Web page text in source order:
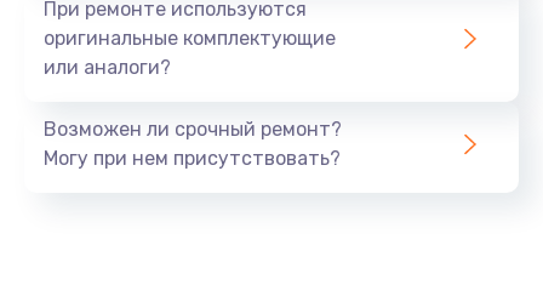
При ремонте используются
оригинальные комплектующие
или аналоги?
Возможен ли срочный ремонт?
Могу при нем присутствовать?